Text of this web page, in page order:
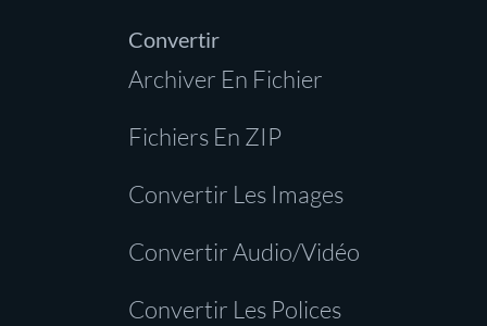
Convertir
Archiver En Fichier
Fichiers En ZIP
Convertir Les Images
Convertir Audio/Vidéo
Convertir Les Polices